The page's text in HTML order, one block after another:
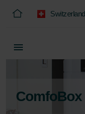
Switzerland
ComfoBox